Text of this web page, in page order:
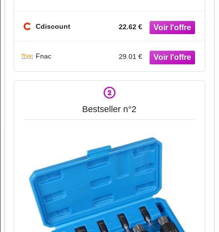
Cdiscount 22.62 €
Fnac 29.01 €
Bestseller n°2